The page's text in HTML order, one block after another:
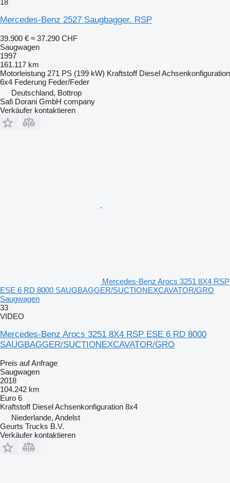
Mercedes-Benz 2527 Saugbagger. RSP
39.900 € ≈ 37.290 CHF
Saugwagen
1997
161.117 km
Motorleistung 271 PS (199 kW) Kraftstoff DieselAchsenkonfiguration
6x4 Federung Feder/Feder
Deutschland, Bottrop
Safi Dorani GmbH company
Verkäufer kontaktieren
Mercedes-Benz Arocs 3251 8X4 RSP
ESE 6 RD 8000 SAUGBAGGER/SUCTIONEXCAVATOR/GRO
Saugwagen
33
VIDEO
Mercedes-Benz Arocs 3251 8X4 RSP ESE 6 RD 8000
SAUGBAGGER/SUCTIONEXCAVATOR/GRO
Preis auf Anfrage
Saugwagen
2018
104.242 km
Euro 6
Kraftstoff DieselAchsenkonfiguration 8x4
Niederlande, Andelst
Geurts Trucks B.V.
Verkäufer kontaktieren